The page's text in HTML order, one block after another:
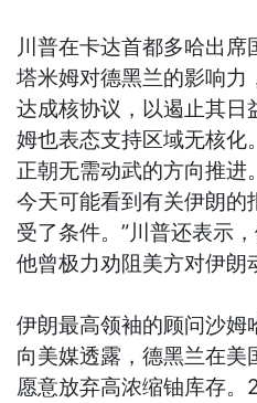
川普在卡达首都多哈出
塔米姆对德黑兰的影响力
达成核协议，以遏止其日
姆也表态支持区域无核化
正朝无需动武的方向推进
今天可能看到有关伊朗的
受了条件。”川普还表示
他曾极力劝阻美方对伊朗
伊朗最高领袖的顾问沙姆
向美媒透露，德黑兰在美
愿意放弃高浓缩铀库存